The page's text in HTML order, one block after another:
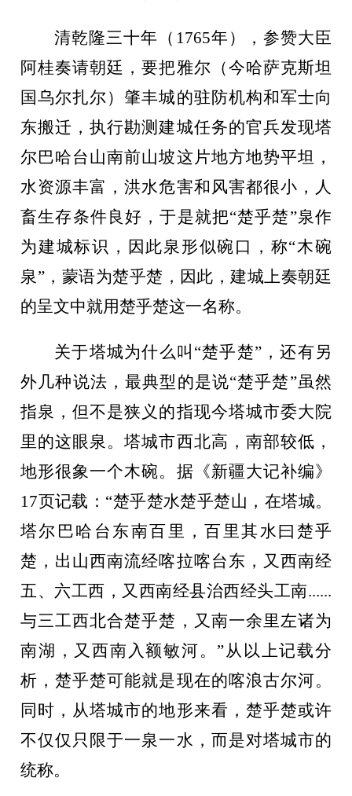
清乾隆三十年（ 1765年），参赞大臣
阿桂奏请朝廷，要把雅尔（今哈萨克斯坦
国乌尔扎尔）肇丰城的驻防机构和军士向
东搬迁，执行勘测建城任务的官兵发现塔
尔巴哈台山南前山坡这片地方地势平坦，
水资源丰富，洪水危害和风害都很小，人
畜生存条件良好，于是就把“楚乎楚”泉作
为建城标识，因此泉形似碗口，称“木碗
泉”，蒙语为楚乎楚，因此，建城上奏朝廷
的呈文中就用楚乎楚这一名称。
关于塔城为什么叫 “楚乎楚”，还有另
外几种说法，最典型的是说“楚乎楚”虽然
指泉，但不是狭义的指现今塔城市委大院
里的这眼泉。塔城市西北高，南部较低，
地形很象一个木碗。据《新疆大记补编》
17页记载：“楚乎楚水楚乎楚山，在塔城。
塔尔巴哈台东南百里，百里其水曰楚乎
楚，出山西南流经喀拉喀台东，又西南经
五、六工西，又西南经县治西经头工南......
与三工西北合楚乎楚，又南一余里左诸为
南湖，又西南入额敏河。”从以上记载分
析，楚乎楚可能就是现在的喀浪古尔河。
同时，从塔城市的地形来看，楚乎楚或许
不仅仅只限于一泉一水，而是对塔城市的
统称。